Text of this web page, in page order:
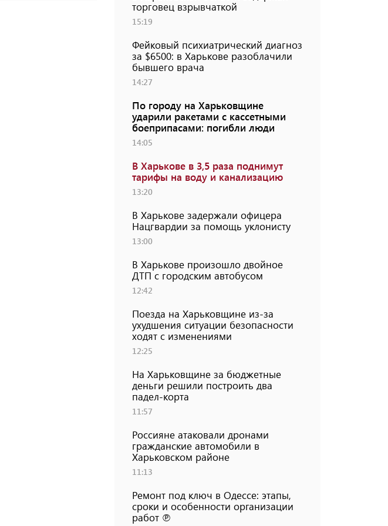
торговец взрывчаткой
15:19
Фейковый психиатрический диагноз
за $6500: в Харькове разоблачили
бывшего врача
14:27
По городу на Харьковщине
ударили ракетами с кассетными
боеприпасами: погибли люди
14:05
В Харькове в 3,5 раза поднимут
тарифы на воду и канализацию
13:20
В Харькове задержали офицера
Нацгвардии за помощь уклонисту
13:00
В Харькове произошло двойное
ДТП с городским автобусом
12:42
Поезда на Харьковщине из-за
ухудшения ситуации безопасности
ходят с изменениями
12:25
На Харьковщине за бюджетные
деньги решили построить два
падел-корта
11:57
Россияне атаковали дронами
гражданские автомобили в
Харьковском районе
11:13
Ремонт под ключ в Одессе: этапы,
сроки и особенности организации
работ ℗